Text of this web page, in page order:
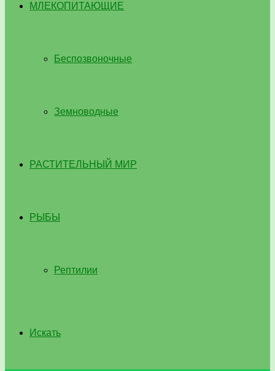
МЛЕКОПИТАЮЩИЕ
Беспозвоночные
Земноводные
РАСТИТЕЛЬНЫЙ МИР
РЫБЫ
Рептилии
Искать